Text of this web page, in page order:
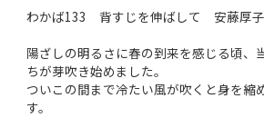
わかば133 背すじを伸ばして 安藤厚子
陽ざしの明るさに春の到来を感じる頃、
ちが芽吹き始めました。
ついこの間まで冷たい風が吹くと身を縮
す。